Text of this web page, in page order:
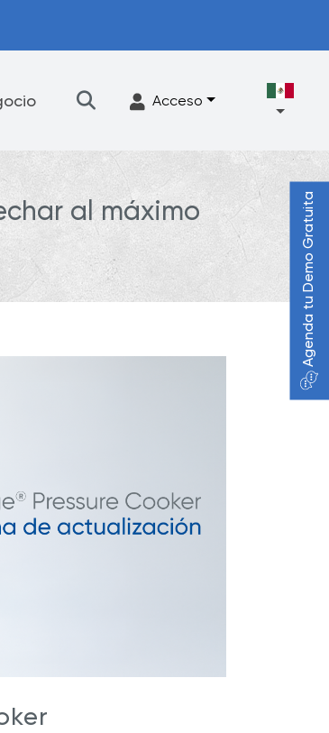
Accesorios
de Jugos Royal Prestige
Programa de actualización
Acceso
al máximo
Agenda tu Demo Gratuita